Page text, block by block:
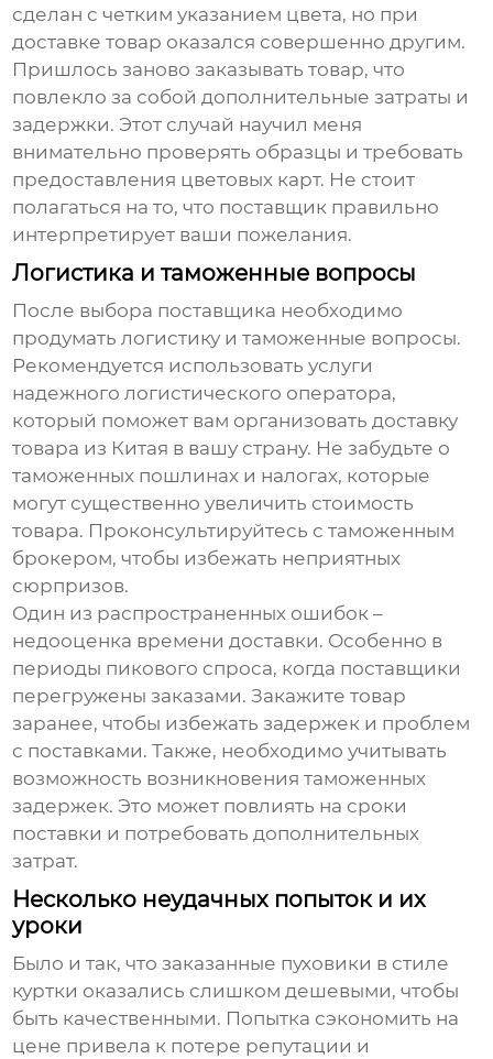
сделан с четким указанием цвета, но при
доставке товар оказался совершенно другим.
Пришлось заново заказывать товар, что
повлекло за собой дополнительные затраты и
задержки. Этот случай научил меня
внимательно проверять образцы и требовать
предоставления цветовых карт. Не стоит
полагаться на то, что поставщик правильно
интерпретирует ваши пожелания.
Логистика и таможенные вопросы
После выбора поставщика необходимо
продумать логистику и таможенные вопросы.
Рекомендуется использовать услуги
надежного логистического оператора,
который поможет вам организовать доставку
товара из Китая в вашу страну. Не забудьте о
таможенных пошлинах и налогах, которые
могут существенно увеличить стоимость
товара. Проконсультируйтесь с таможенным
брокером, чтобы избежать неприятных
сюрпризов.
Один из распространенных ошибок –
недооценка времени доставки. Особенно в
периоды пикового спроса, когда поставщики
перегружены заказами. Закажите товар
заранее, чтобы избежать задержек и проблем
с поставками. Также, необходимо учитывать
возможность возникновения таможенных
задержек. Это может повлиять на сроки
поставки и потребовать дополнительных
затрат.
Несколько неудачных попыток и их
уроки
Было и так, что заказанные пуховики в стиле
куртки оказались слишком дешевыми, чтобы
быть качественными. Попытка сэкономить на
цене привела к потере репутации и